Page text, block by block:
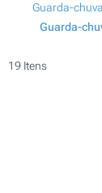
Guarda-
Guarda-
19 Itens